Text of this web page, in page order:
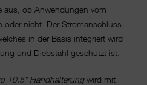
aus, ob Anwendungen vom
oder nicht. Der Stromanschluss
in der Basis integriert wird
und Diebstahl geschützt ist.
10,5" Handhalterungwird mit